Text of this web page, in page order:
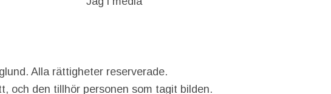
Alla rättigheter reserverade.
och den tillhör personen som tagit bilden.